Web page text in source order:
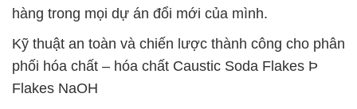
hàng trong mọi dự án đổi mới của mình.
Kỹ thuật an toàn và chiến lược thành công cho phân
phối hóa chất – hóa chất Caustic Soda Flakes Þ
Flakes NaOH